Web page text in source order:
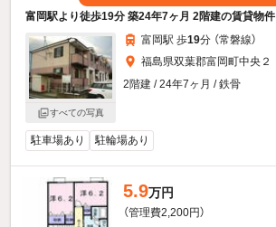
富岡駅より徒歩19分 築24年7ヶ月 2階建の賃貸物件
すべての写真
富岡駅 歩19分 （常磐線）
福島県双葉郡富岡町中央２
2階建 / 24年7ヶ月 / 鉄骨
駐車場あり 駐輪場あり
5.9万円
（管理費2,200円）